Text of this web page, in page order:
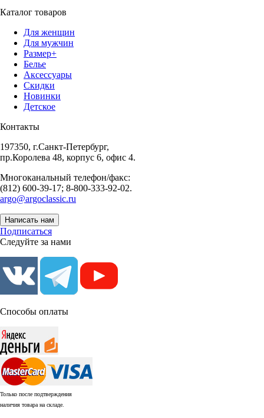
Каталог товаров
Для женщин
Для мужчин
Размер+
Белье
Аксессуары
Скидки
Новинки
Детское
Контакты
197350, г.Санкт-Петербург,
пр.Королева 48, корпус 6, офис 4.
Многоканальный телефон/факс:
(812) 600-39-17; 8-800-333-92-02.
argo@argoclassic.ru
Написать нам
Подписаться
Следуйте за нами
Способы оплаты
Только после подтверждения
наличия товара на складе.